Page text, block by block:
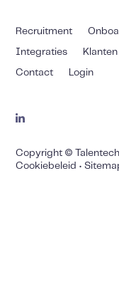
Recruitment
Integraties Klanten
Contact Login
Copyright ©
Cookiebeleid •